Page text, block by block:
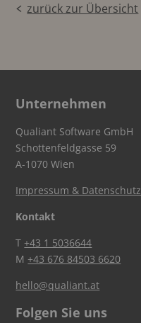
zurück zur Übersicht
Unternehmen
Qualiant Software GmbH
Schottenfeldgasse 59
A-1070 Wien
Impressum & Datenschutz
Kontakt
T+43 1 5036644
M+43 676 84503 6620
hello@qualiant.at
Folgen Sie uns